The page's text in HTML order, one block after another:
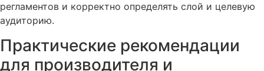
регламентов и корректно определять слой и целевую
аудиторию.
Практические рекомендации
для производителя и